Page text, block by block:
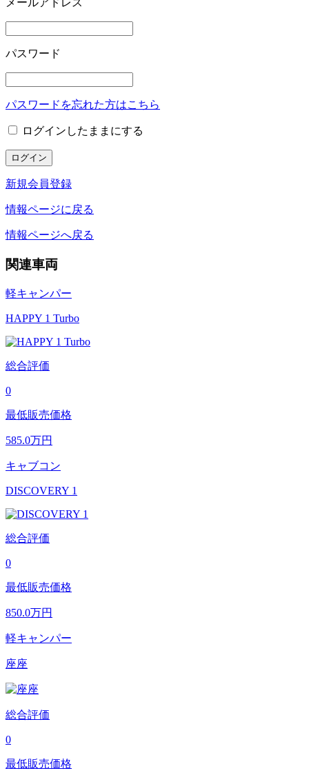
メールアドレス
パスワード
パスワードを忘れた方はこちら
ログインしたままにする
新規会員登録
情報ページに戻る
情報ページへ戻る
関連車両
軽キャンパー
HAPPY 1 Turbo
総合評価
0
最低販売価格
585.0万円
キャブコン
DISCOVERY 1
総合評価
0
最低販売価格
850.0万円
軽キャンパー
座座
総合評価
0
最低販売価格